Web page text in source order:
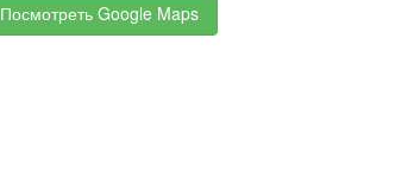
Посмотреть Google Maps